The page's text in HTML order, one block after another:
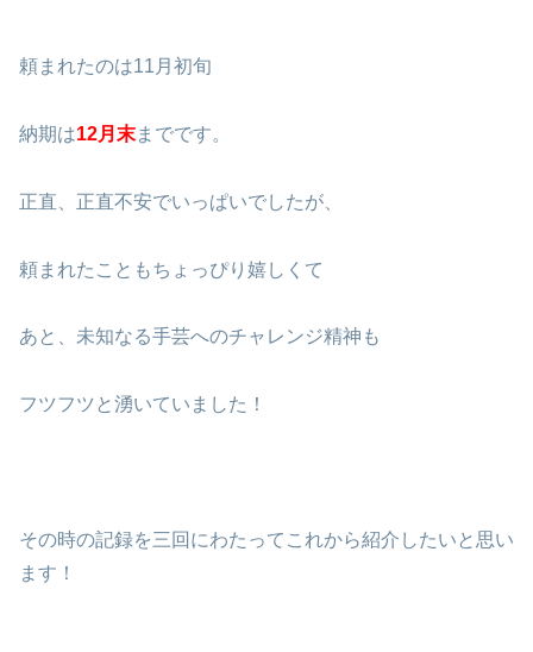
頼まれたのは11月初旬
納期は12月末までです。
正直、正直不安でいっぱいでしたが、
頼まれたこともちょっぴり嬉しくて
あと、未知なる手芸へのチャレンジ精神も
フツフツと湧いていました！
その時の記録を三回にわたってこれから紹介したいと思い
ます！